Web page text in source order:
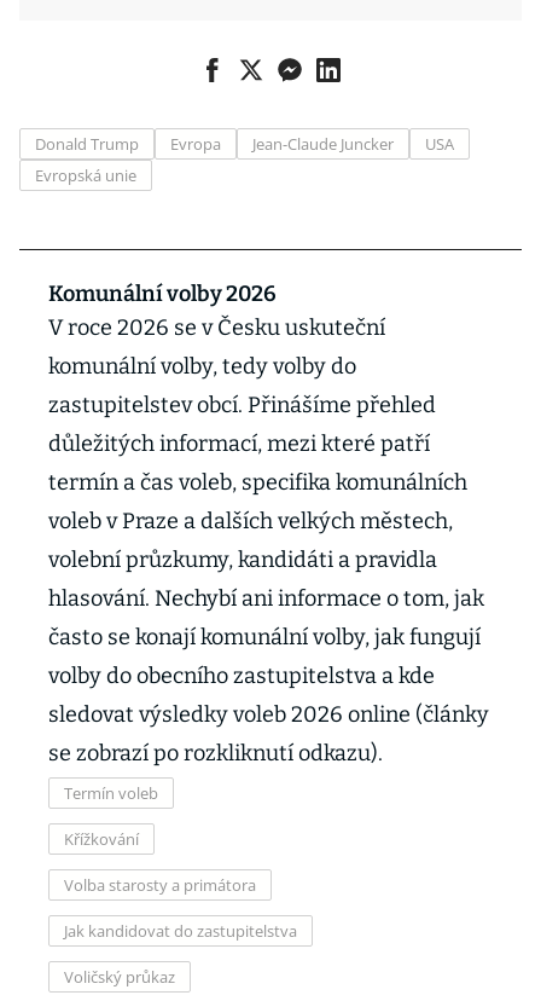
Donald Trump Evropa Jean-Claude Juncker
USA
Evropská unie
Komunální volby 2026
V roce 2026 se v Česku uskuteční
komunální volby, tedy volby do
zastupitelstev obcí. Přinášíme přehled
důležitých informací, mezi které patří
termín a čas voleb, specifika komunálních
voleb v Praze a dalších velkých městech,
volební průzkumy, kandidáti a pravidla
hlasování. Nechybí ani informace o tom, jak
často se konají komunální volby, jak fungují
volby do obecního zastupitelstva a kde
sledovat výsledky voleb 2026 online (články
se zobrazí po rozkliknutí odkazu).
Termín voleb
Křížkování
Volba starosty a primátora
Jak kandidovat do zastupitelstva
Voličský průkaz